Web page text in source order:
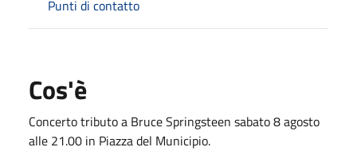
Punti di contatto
Cos'è
Concerto tributo a Bruce Springsteen sabato 8 agosto
alle 21.00 in Piazza del Municipio.